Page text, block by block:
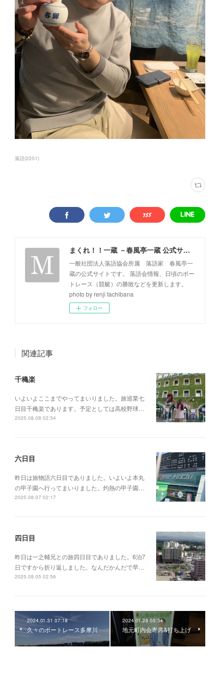
落語(2251)
まくれ！！一蔵 －春風亭一蔵 公式サイト－
一般社団法人落語協会所属 落語家 春風亭一
蔵の公式サイトです。 落語会情報、日頃のボー
トレース（競艇）の勝敗などを更新します。
photo by renji tachibana
フォロー
関連記事
千穐楽
いよいよここまでやってまいりました。旅巡業七
日目千穐楽であります。予定としては高校野球…
2025.08.08 02:54
六日目
昨日は旅物語六日目でありました。いよいよ本丸
の甲子園へ行ってまいりました。灼熱の甲子園…
2025.08.07 02:17
四日目
昨日は一之輔兄との旅四日目でありました。6泊7
日ですから折り返しました。なんだかんだで早…
2025.08.05 02:56
2024.01.31 07:18
久々のボートレース多摩川
2024.01.28 05:34
地元町内会寄席&打ち上げ